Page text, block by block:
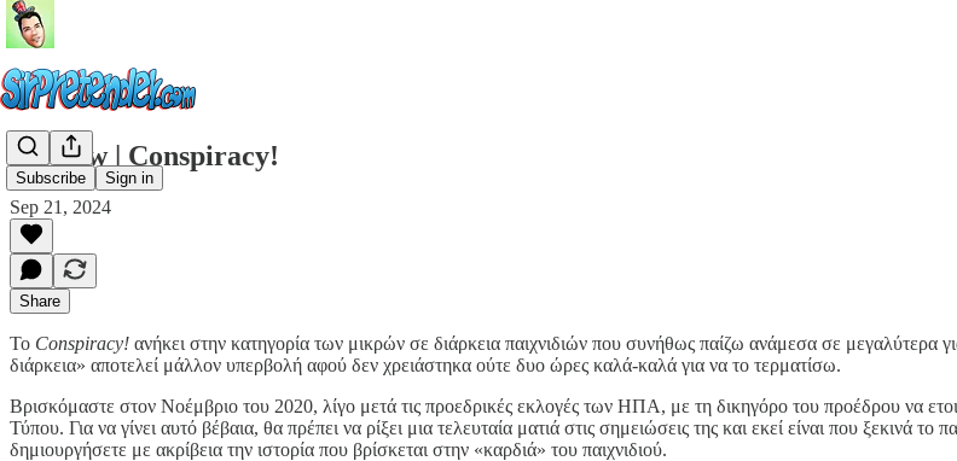
Subscribe Sign in
#review | Conspiracy!
Sep 21, 2024
Share
Το Conspiracy! ανήκει στην κατηγορία των μικρών σε διάρκεια παιχνιδιών που συνήθως παίζω ανάμεσα σε μεγαλύτερα
διάρκεια» αποτελεί μάλλον υπερβολή αφού δεν χρειάστηκα ούτε δυο ώρες καλά-καλά για να το τερματίσω.
Βρισκόμαστε στον Νοέμβριο του 2020, λίγο μετά τις προεδρικές εκλογές των ΗΠΑ, με τη δικηγόρο του προέδρου να
Τύπου. Για να γίνει αυτό βέβαια, θα πρέπει να ρίξει μια τελευταία ματιά στις σημειώσεις της και εκεί είναι που ξεκινά το
δημιουργήσετε με ακρίβεια την ιστορία που βρίσκεται στην «καρδιά» του παιχνιδιού.